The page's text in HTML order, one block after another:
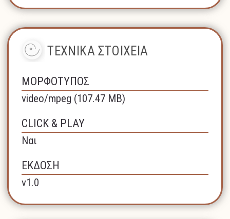
ΤΕΧΝΙΚΑ ΣΤΟΙΧΕΙΑ
ΜΟΡΦΟΤΥΠΟΣ
video/mpeg (107.47 MB)
CLICK & PLAY
Ναι
ΕΚΔΟΣΗ
v1.0